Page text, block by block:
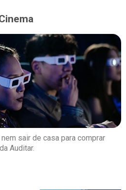
sair de casa para comprar
Auditar.